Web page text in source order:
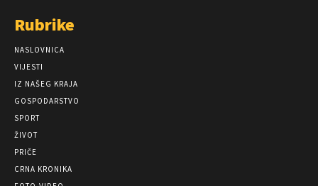
Rubrike
NASLOVNICA
VIJESTI
IZ NAŠEG KRAJA
GOSPODARSTVO
SPORT
ŽIVOT
PRIČE
CRNA KRONIKA